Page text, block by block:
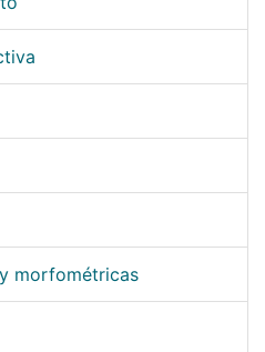
morfométricas